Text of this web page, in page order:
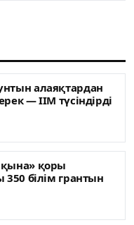
алаяқтардан
— ІІМ түсіндірді
қоры
350 білім грантын